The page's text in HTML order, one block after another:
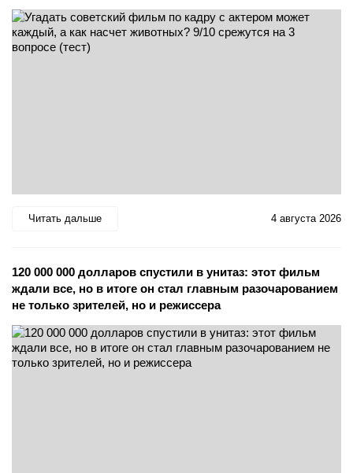
Читать дальше 4 августа 2026
120 000 000 долларов спустили в унитаз: этот фильм
ждали все, но в итоге он стал главным разочарованием
не только зрителей, но и режиссера